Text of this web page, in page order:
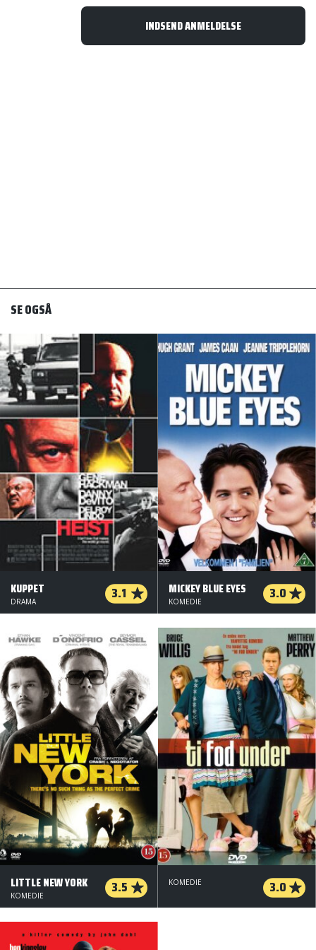
SE OGSÅ
KUPPET 3.1
DRAMA
MICKEY BLUE EYES 3.0
KOMEDIE
LITTLE NEW YORK 3.5
KOMEDIE 3.0
KOMEDIE